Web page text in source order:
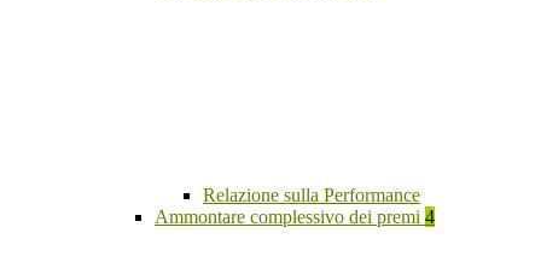
Relazione sulla Performance
Ammontare complessivo dei premi 4